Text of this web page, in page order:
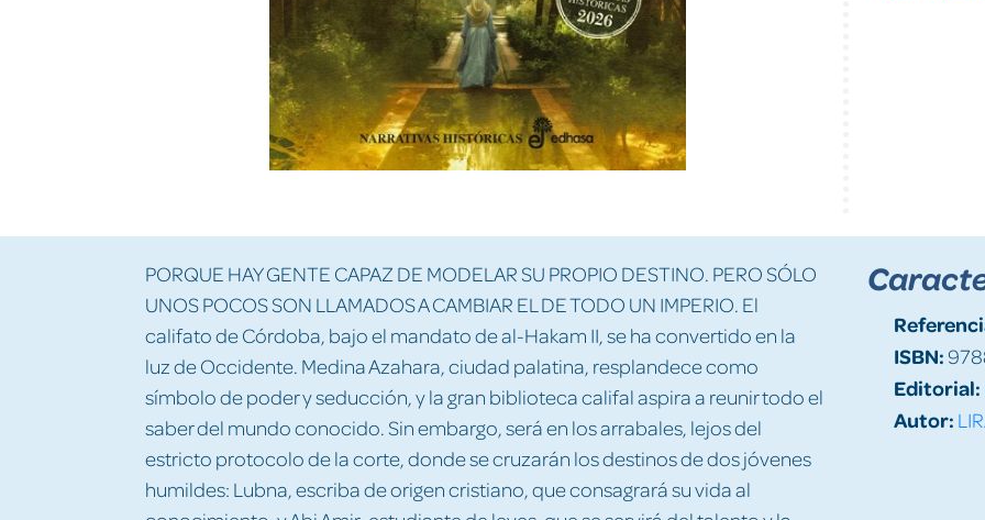
PORQUE HAY GENTE CAPAZ DE MODELAR SU PROPIO DESTINO. PERO SÓLO
UNOS POCOS SON LLAMADOS A CAMBIAR EL DE TODO UN IMPERIO. El
califato de Córdoba, bajo el mandato de al-Hakam II, se ha convertido en la
luz de Occidente. Medina Azahara, ciudad palatina, resplandece como
símbolo de poder y seducción, y la gran biblioteca califal aspira a reunir todo el
saber del mundo conocido. Sin embargo, será en los arrabales, lejos del
estricto protocolo de la corte, donde se cruzarán los destinos de dos jóvenes
humildes: Lubna, escriba de origen cristiano, que consagrará su vida al
ISBN:
Editorial:
Autor: